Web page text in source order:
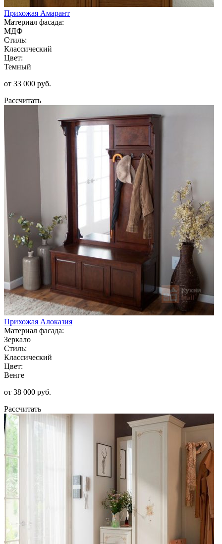
Прихожая Амарант
Материал фасада:
МДФ
Стиль:
Классический
Цвет:
Темный
от 33 000 руб.
Рассчитать
Прихожая Алоказия
Материал фасада:
Зеркало
Стиль:
Классический
Цвет:
Венге
от 38 000 руб.
Рассчитать